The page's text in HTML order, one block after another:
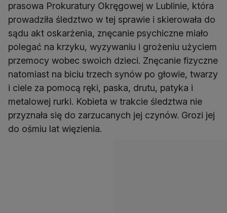
prasowa Prokuratury Okręgowej w Lublinie, która
prowadziła śledztwo w tej sprawie i skierowała do
sądu akt oskarżenia, znęcanie psychiczne miało
polegać na krzyku, wyzywaniu i grożeniu użyciem
przemocy wobec swoich dzieci. Znęcanie fizyczne
natomiast na biciu trzech synów po głowie, twarzy
i ciele za pomocą ręki, paska, drutu, patyka i
metalowej rurki. Kobieta w trakcie śledztwa nie
przyznała się do zarzucanych jej czynów. Grozi jej
do ośmiu lat więzienia.